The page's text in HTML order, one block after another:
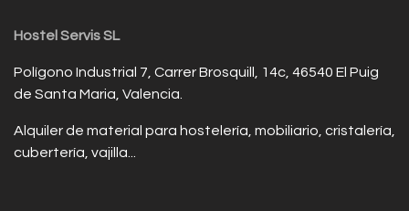
Hostel Servis SL
Polígono Industrial 7, Carrer Brosquill, 14c, 46540 El Puig
de Santa Maria, Valencia.
Alquiler de material para hostelería, mobiliario, cristalería,
cubertería, vajilla...